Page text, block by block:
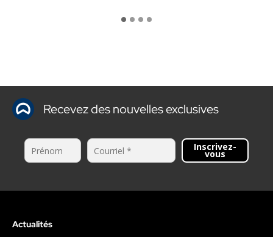
Recevez des nouvelles exclusives
Inscrivez-
vous
Actualités